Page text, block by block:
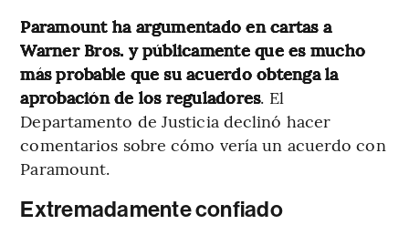
Paramount ha argumentado en cartas a
Warner Bros. y públicamente que es mucho
más probable que su acuerdo obtenga la
aprobación de los reguladores. El
Departamento de Justicia declinó hacer
comentarios sobre cómo vería un acuerdo con
Paramount.
Extremadamente confiado